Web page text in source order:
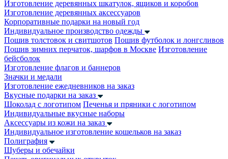
Изготовление деревянных шкатулок, ящиков и коробов
Изготовление деревянных аксессуаров
Корпоративные подарки на новый год
Индивидуальное производство одежды
Пошив толстовок и свитшотов Пошив футболок и лонгсливов
Пошив зимних перчаток, шарфов в Москве Изготовление
бейсболок
Изготовление флагов и баннеров
Значки и медали
Изготовление ежедневников на заказ
Вкусные подарки на заказ
Шоколад с логотипом Печенья и пряники с логотипом
Индивидуальные вкусные наборы
Аксессуары из кожи на заказ
Индивидуальное изготовление кошельков на заказ
Полиграфия
Шуберы и обечайки